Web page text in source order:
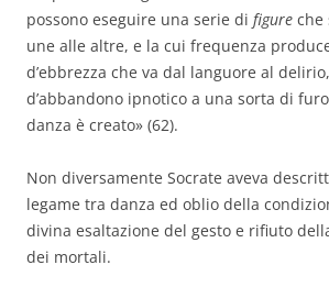
possono eseguire una serie di figure che
une alle altre, e la cui frequenza
d’ebbrezza che va dal languore al
d’abbandono ipnotico a una sorta di
danza è creato» (62).
Non diversamente Socrate aveva
legame tra danza ed oblio della
divina esaltazione del gesto e rifiuto
dei mortali.